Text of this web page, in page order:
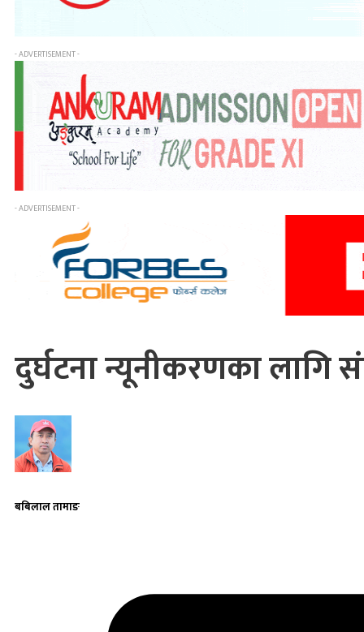
- ADVERTISEMENT -
- ADVERTISEMENT -
दुर्घटना न्यूनीकरणका लागि
बबिलाल तामाङ